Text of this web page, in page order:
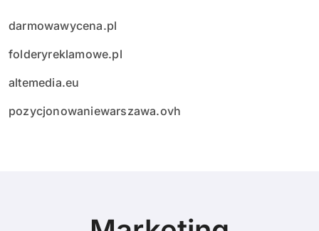
darmowawycena.pl
folderyreklamowe.pl
altemedia.eu
pozycjonowaniewarszawa.ovh